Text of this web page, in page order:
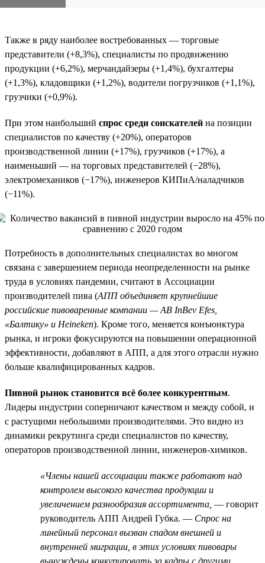
Также в ряду наиболее востребованных — торговые
представители (+8,3%), специалисты по продвижению
продукции (+6,2%), мерчандайзеры (+1,4%), бухгалтеры
(+1,3%), кладовщики (+1,2%), водители погрузчиков (+1,1%),
грузчики (+0,9%).
При этом наибольший спрос среди соискателей на позиции
специалистов по качеству (+20%), операторов
производственной линии (+17%), грузчиков (+17%), а
наименьший — на торговых представителей (−28%),
электромехаников (−17%), инженеров КИПиА/наладчиков
(−11%).
Потребность в дополнительных специалистах во многом
связана с завершением периода неопределенности на рынке
труда в условиях пандемии, считают в Ассоциации
производителей пива (АПП объединяет крупнейшие
российские пивоваренные компании — AB InBev Efes,
«Балтику» и Heineken). Кроме того, меняется конъюнктура
рынка, и игроки фокусируются на повышении операционной
эффективности, добавляют в АПП, а для этого отрасли нужно
больше квалифицированных кадров.
Пивной рынок становится всё более конкурентным.
Лидеры индустрии соперничают качеством и между собой, и
с растущими небольшими производителями. Это видно из
динамики рекрутинга среди специалистов по качеству,
операторов производственной линии, инженеров-химиков.
«Члены нашей ассоциации также работают над
контролем высокого качества продукции и
увеличением разнообразия ассортимента, — говорит
руководитель АПП Андрей Губка. — Спрос на
линейный персонал вызван спадом внешней и
внутренней миграции, в этих условиях пивовары
вынуждены конкурировать за кадры с другими